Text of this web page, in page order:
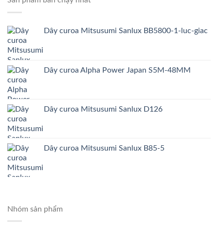
Dây curoa Mitsusumi Sanlux BB5800-1-luc-giac
Dây curoa Alpha Power Japan S5M-48MM
Dây curoa Mitsusumi Sanlux D126
Dây curoa Mitsusumi Sanlux B85-5
Nhóm sản phẩm